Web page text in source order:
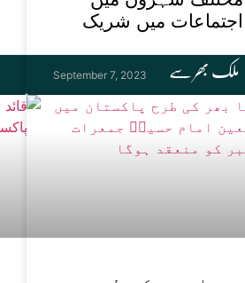
ملک بھر سے
اجتماعات میں شریک
September 7, 2023